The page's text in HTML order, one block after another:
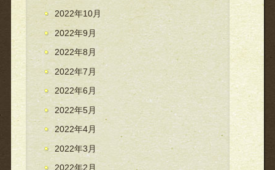
2022年10月
2022年9月
2022年8月
2022年7月
2022年6月
2022年5月
2022年4月
2022年3月
2022年2月